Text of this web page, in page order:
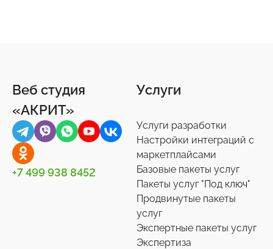
Веб студия
«АКРИТ»
+7 499 938 8452
Услуги
Услуги разработки
Настройки интеграций с
маркетплайсами
Базовые пакеты услуг
Пакеты услуг "Под ключ"
Продвинутые пакеты
услуг
Экспертные пакеты услуг
Экспертиза